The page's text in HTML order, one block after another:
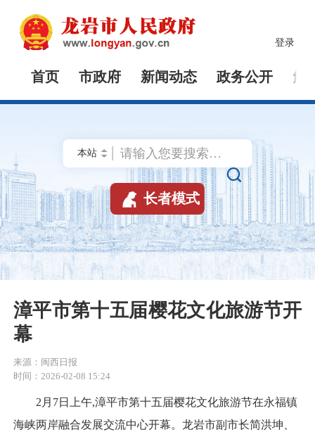
登录
首页 市政府 新闻动态 政务公开 解

 长者模式
漳平市第十五届樱花文化旅游节开
幕
来源：闽西日报
时间：2026-02-08 15:24
2月7日上午,漳平市第十五届樱花文化旅游节在永福镇
海峡两岸融合发展交流中心开幕。龙岩市副市长简洪坤、